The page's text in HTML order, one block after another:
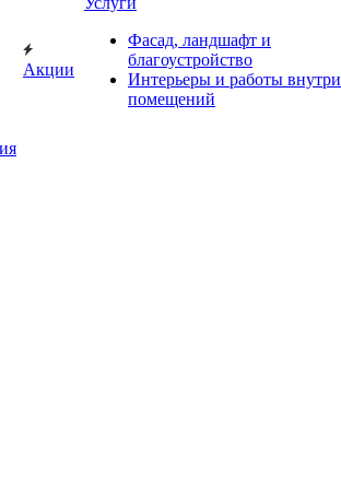
Акции
Фасад, ландшафт и
благоустройство
Интерьеры и работы внутри
помещений